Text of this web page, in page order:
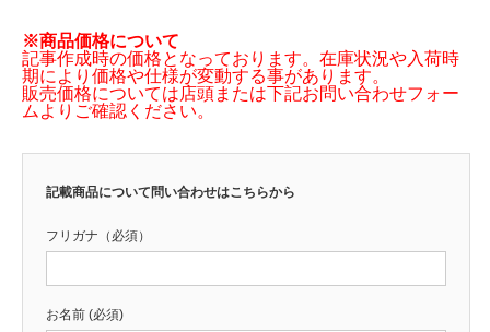
※商品価格について
記事作成時の価格となっております。在庫状況や入荷時
期により価格や仕様が変動する事があります。
販売価格については店頭または下記お問い合わせフォー
ムよりご確認ください。
記載商品について問い合わせはこちらから
フリガナ（必須）
お名前 (必須)